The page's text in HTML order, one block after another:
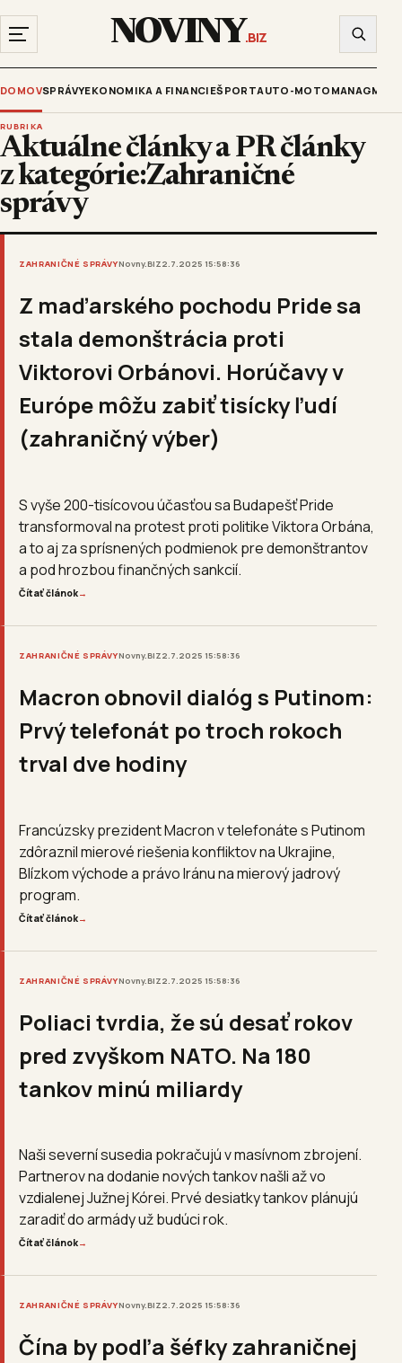
NOVINY.BIZ
DOMOVSPRÁVYEKONOMIKA A FINANCIEŠPORTAUTO-MOTO
RUBRIKA
Aktuálne články a PR články
z kategórie:Zahraničné
správy
ZAHRANIČNÉ SPRÁVYNovny.BIZ2.7.2025 15:58:36
Z maďarského pochodu Pride sa
stala demonštrácia proti
Viktorovi Orbánovi. Horúčavy v
Európe môžu zabiť tisícky ľudí
(zahraničný výber)
S vyše 200-tisícovou účasťou sa Budapešť Pride
transformoval na protest proti politike Viktora Orbána,
a to aj za sprísnených podmienok pre demonštrantov
a pod hrozbou finančných sankcií.
Čítať článok→
ZAHRANIČNÉ SPRÁVYNovny.BIZ2.7.2025 15:58:36
Macron obnovil dialóg s Putinom:
Prvý telefonát po troch rokoch
trval dve hodiny
Francúzsky prezident Macron v telefonáte s Putinom
zdôraznil mierové riešenia konfliktov na Ukrajine,
Blízkom východe a právo Iránu na mierový jadrový
program.
Čítať článok→
ZAHRANIČNÉ SPRÁVYNovny.BIZ2.7.2025 15:58:36
Poliaci tvrdia, že sú desať rokov
pred zvyškom NATO. Na 180
tankov minú miliardy
Naši severní susedia pokračujú v masívnom zbrojení.
Partnerov na dodanie nových tankov našli až vo
vzdialenej Južnej Kórei. Prvé desiatky tankov plánujú
zaradiť do armády už budúci rok.
Čítať článok→
ZAHRANIČNÉ SPRÁVYNovny.BIZ2.7.2025 15:58:36
Čína by podľa šéfky zahraničnej